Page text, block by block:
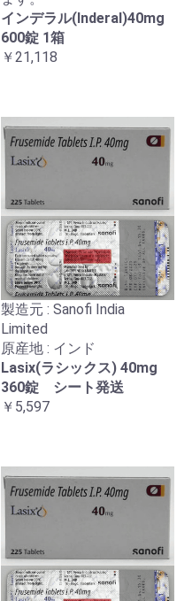
インデラル(Inderal)40mg
600錠 1箱
￥21,118
製造元 : Sanofi India
Limited
原産地 : インド
Lasix(ラシックス) 40mg
360錠 シート発送
￥5,597